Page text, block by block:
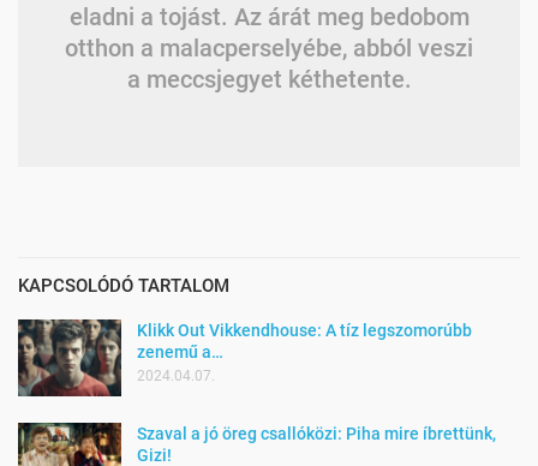
eladni a tojást. Az árát meg bedobom
otthon a malacperselyébe, abból veszi
a meccsjegyet kéthetente.
KAPCSOLÓDÓ TARTALOM
Klikk Out Vikkendhouse: A tíz legszomorúbb
zenemű a…
2024.04.07.
Szaval a jó öreg csallóközi: Piha mire íbrettünk,
Gizi!